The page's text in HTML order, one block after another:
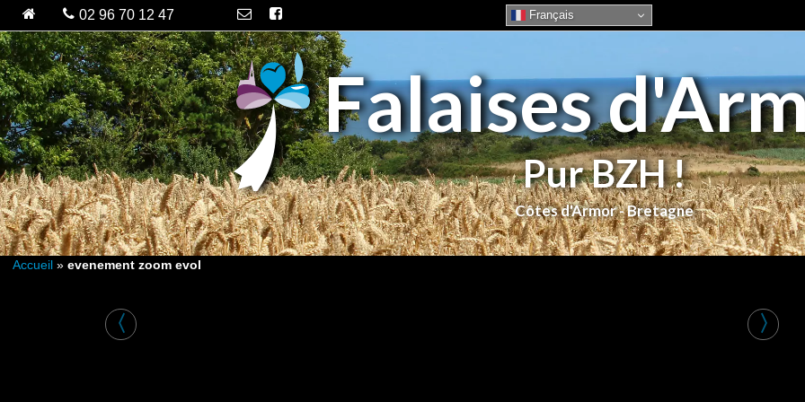
Falaises
Pur BZH !
Accueil » evenement zoom evol
〈 〉
Français